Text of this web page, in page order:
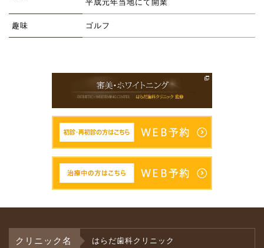
平成元年当地にて開業
趣味 ゴルフ
クリニック名 はらだ歯科クリニック